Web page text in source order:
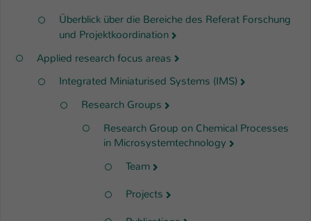
Überblick über die Bereiche des Referat Forschung
und Projektkoordination
Applied research focus areas
Integrated Miniaturised Systems (IMS)
Research Groups
Research Group on Chemical Processes
in Microsystemtechnology
Team
Projects